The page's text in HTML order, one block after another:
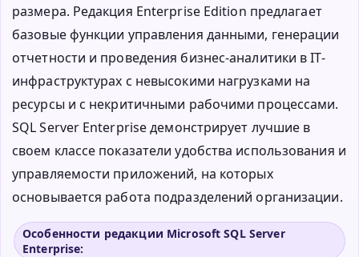
размера. Редакция Enterprise Edition предлагает
базовые функции управления данными, генерации
отчетности и проведения бизнес-аналитики в IT-
инфраструктурах с невысокими нагрузками на
ресурсы и с некритичными рабочими процессами.
SQL Server Enterprise демонстрирует лучшие в
своем классе показатели удобства использования и
управляемости приложений, на которых
основывается работа подразделений организации.
Особенности редакции Microsoft SQL Server
Enterprise: